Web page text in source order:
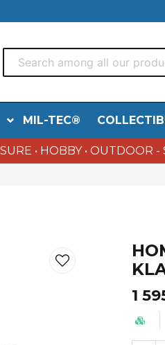
MIL-TEC®
• HOBBY • OUTDOOR -
1